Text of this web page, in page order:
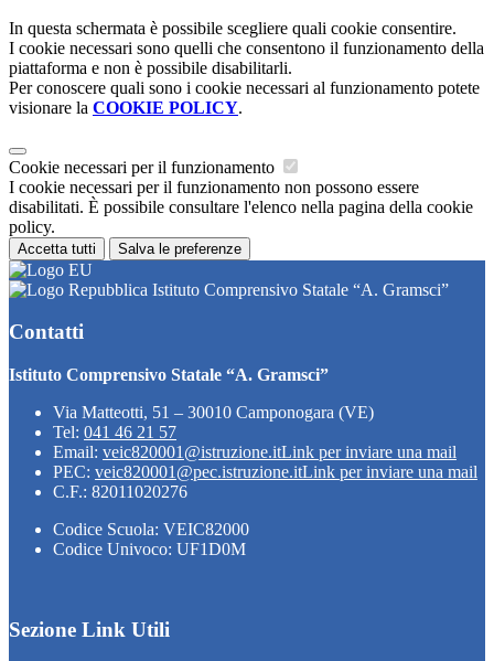
In questa schermata è possibile scegliere quali cookie consentire.
I cookie necessari sono quelli che consentono il funzionamento della
piattaforma e non è possibile disabilitarli.
Per conoscere quali sono i cookie necessari al funzionamento potete
visionare la COOKIE POLICY.
Cookie necessari per il funzionamento
I cookie necessari per il funzionamento non possono essere
disabilitati. È possibile consultare l'elenco nella pagina della cookie
policy.
Accetta tutti Salva le preferenze
Istituto Comprensivo Statale “A. Gramsci”
Contatti
Istituto Comprensivo Statale “A. Gramsci”
Via Matteotti, 51 – 30010 Camponogara (VE)
Tel: 041 46 21 57
Email: veic820001@istruzione.itLink per inviare una mail
PEC: veic820001@pec.istruzione.itLink per inviare una mail
C.F.: 82011020276
Codice Scuola: VEIC82000
Codice Univoco: UF1D0M
Sezione Link Utili